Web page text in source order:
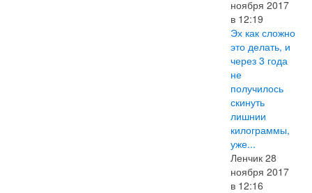
ноября 2017
в 12:19
Эх как сложно
это делать, и
через 3 года
не
получилось
скинуть
лишнии
килограммы,
уже...
Ленчик 28
ноября 2017
в 12:16